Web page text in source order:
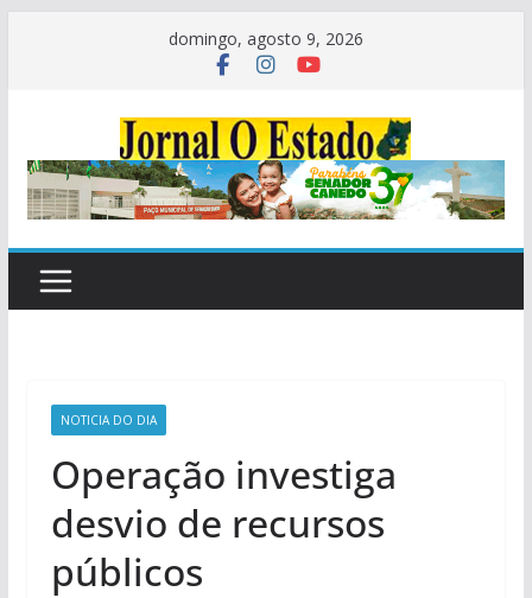
domingo, agosto 9, 2026
NOTICIA DO DIA
Operação investiga
desvio de recursos
públicos